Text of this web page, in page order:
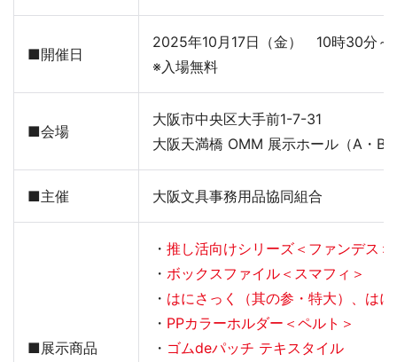
■開催日
2025年10月17日（金） 10時30分
※入場無料
■会場
大阪市中央区大手前1-7-31
大阪天満橋 OMM 展示ホール（A・B
■主催 大阪文具事務用品協同組合
■展示商品
・ 推し活向けシリーズ＜ファンデス＞
・ ボックスファイル＜スマフィ＞
・ はにさっく（其の参・特大）、は
・ PPカラーホルダー＜ペルト＞
・ ゴムdeパッチ テキスタイル